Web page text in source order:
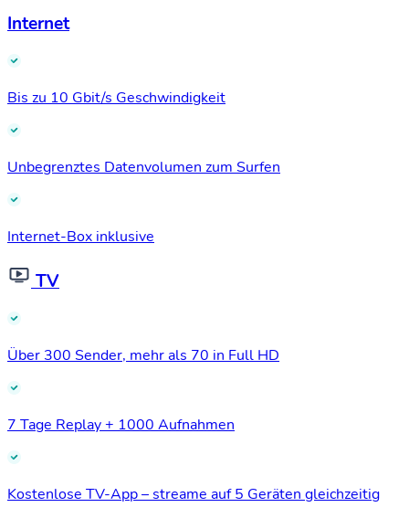
Internet
Bis zu 10 Gbit/s Geschwindigkeit
Unbegrenztes Datenvolumen zum Surfen
Internet-Box inklusive
TV
Über 300 Sender, mehr als 70 in Full HD
7 Tage Replay + 1000 Aufnahmen
Kostenlose TV-App – streame auf 5 Geräten gleichzeitig